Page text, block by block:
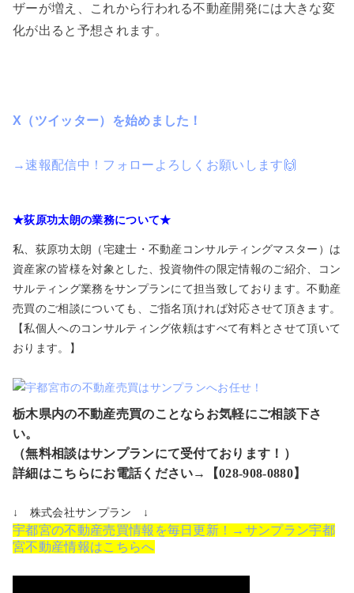
ザーが増え、これから行われる不動産開発には大きな変
化が出ると予想されます。
X（ツイッター）を始めました！
→速報配信中！フォローよろしくお願いします🙌
★荻原功太朗の業務について★
私、荻原功太朗（宅建士・不動産コンサルティングマスター）は
資産家の皆様を対象とした、投資物件の限定情報のご紹介、コン
サルティング業務をサンプランにて担当致しております。不動産
売買のご相談についても、ご指名頂ければ対応させて頂きます。
【私個人へのコンサルティング依頼はすべて有料とさせて頂いて
おります。】
栃木県内の不動産売買のことならお気軽にご相談下さ
い。
（無料相談はサンプランにて受付ております！）
詳細はこちらにお電話ください→【028-908-0880】
↓ 株式会社サンプラン ↓
宇都宮の不動産売買情報を毎日更新！→サンプラン宇都
宮不動産情報はこちらへ